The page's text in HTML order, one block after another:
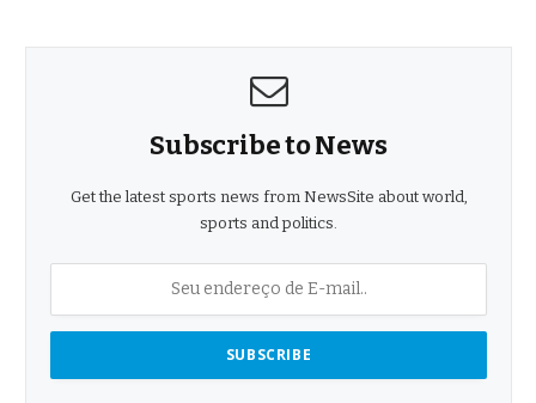
Subscribe to News
Get the latest sports news from NewsSite about world,
sports and politics.